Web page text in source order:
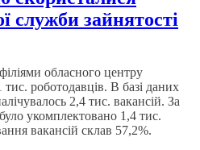
служби зайнятості
обласного центру
роботодавців. В базі даних
2,4 тис. вакансій. За
укомплектовано 1,4 тис.
вакансій склав 57,2%.